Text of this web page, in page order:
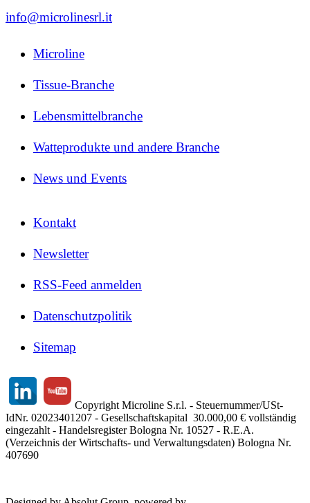
info@microlinesrl.it
Microline
Tissue-Branche
Lebensmittelbranche
Watteprodukte und andere Branche
News und Events
Kontakt
Newsletter
RSS-Feed anmelden
Datenschutzpolitik
Sitemap
Copyright Microline S.r.l. - Steuernummer/USt-
IdNr. 02023401207 - Gesellschaftskapital 30.000,00 € vollständig
eingezahlt - Handelsregister Bologna Nr. 10527 - R.E.A.
(Verzeichnis der Wirtschafts- und Verwaltungsdaten) Bologna Nr.
407690